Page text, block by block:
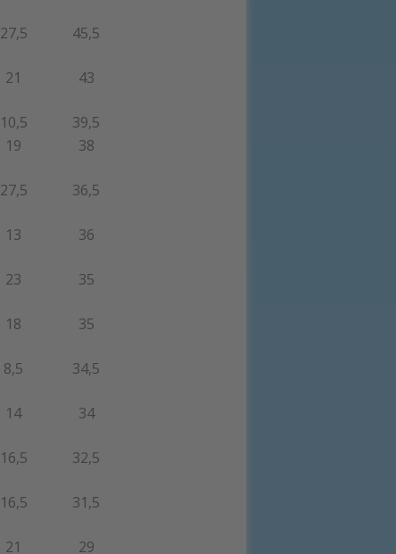
27,5 45,5
21 43
10,5
39,5
19 38
27,5 36,5
13 36
23 35
18 35
8,5 34,5
14 34
16,5 32,5
16,5 31,5
21 29